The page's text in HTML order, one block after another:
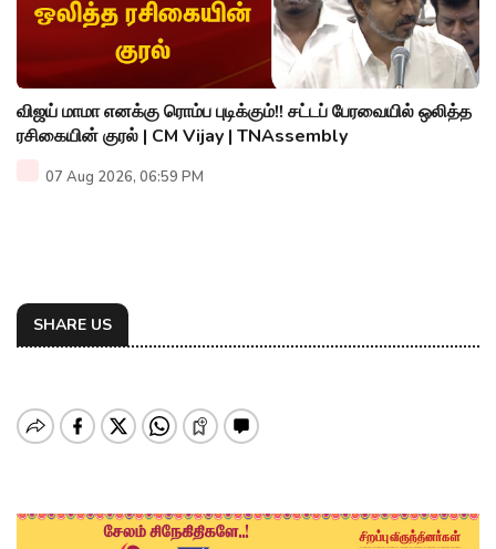
விஜய் மாமா எனக்கு ரொம்ப புடிக்கும்!! சட்டப் பேரவையில் ஒலித்த
ரசிகையின் குரல் | CM Vijay | TNAssembly
07 Aug 2026, 06:59 PM
SHARE US